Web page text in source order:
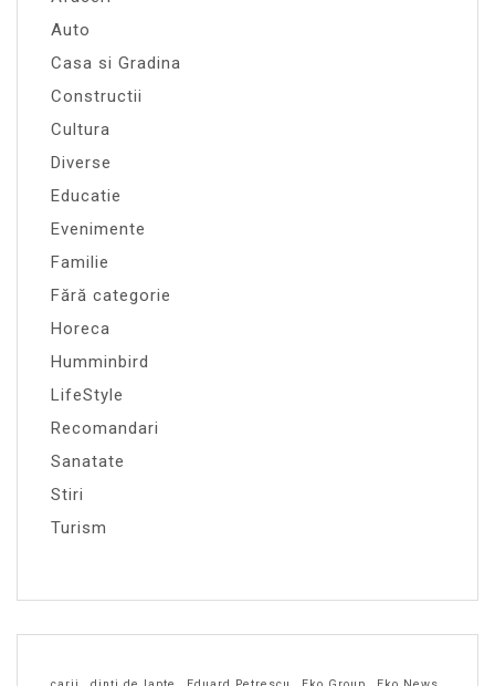
Auto
Casa si Gradina
Constructii
Cultura
Diverse
Educatie
Evenimente
Familie
Fără categorie
Horeca
Humminbird
LifeStyle
Recomandari
Sanatate
Stiri
Turism